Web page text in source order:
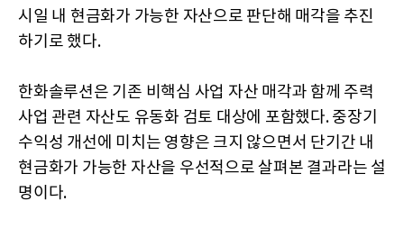
시일 내 현금화가 가능한 자산으로 판단해 매각을 추진
하기로 했다.
한화솔루션은 기존 비핵심 사업 자산 매각과 함께 주력
사업 관련 자산도 유동화 검토 대상에 포함했다. 중장기
수익성 개선에 미치는 영향은 크지 않으면서 단기간 내
현금화가 가능한 자산을 우선적으로 살펴본 결과라는 설
명이다.